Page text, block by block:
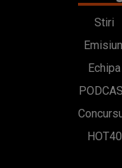
Stiri
Echipa
HOT40